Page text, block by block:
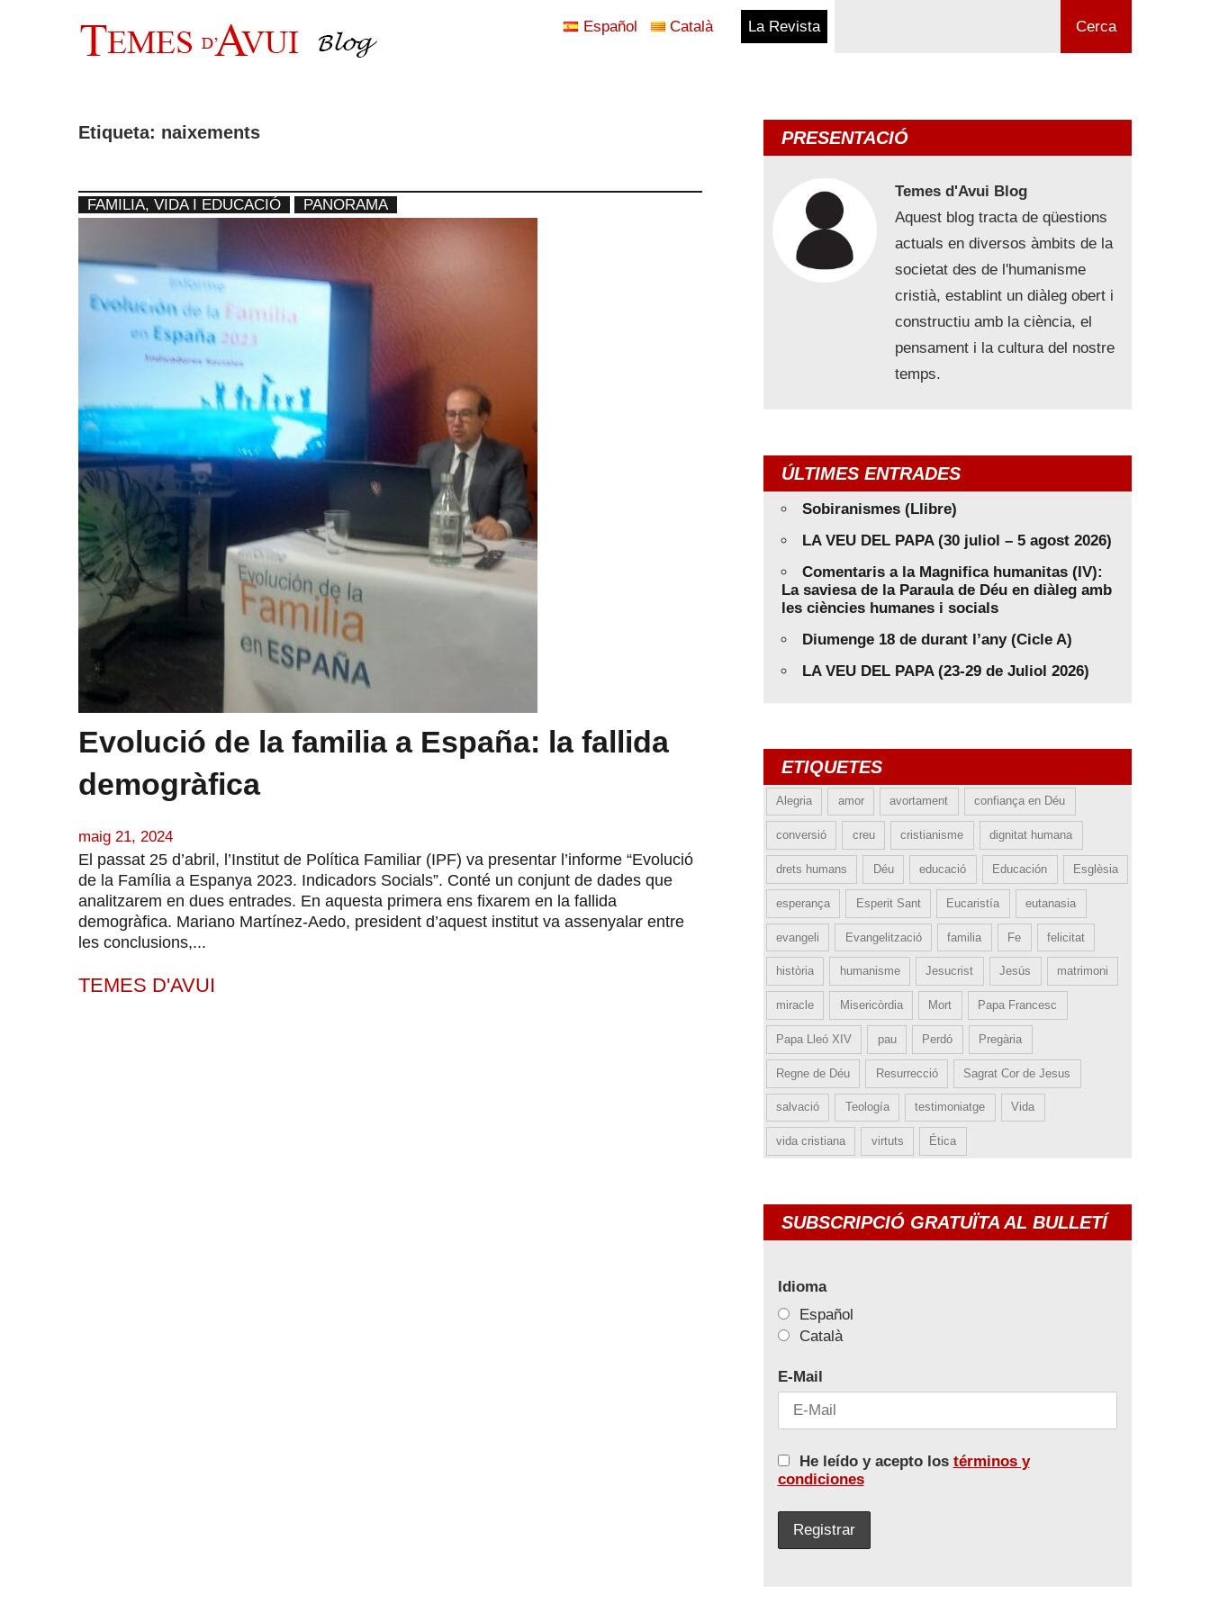
al
Cerca
Español Català La Revista
Etiqueta: naixements
FAMILIA, VIDA I EDUCACIÓ PANORAMA
Evolució de la familia a España: la fallida
demogràfica
maig 21, 2024
El passat 25 d’abril, l’Institut de Política Familiar (IPF) va presentar l’informe “Evolució
de la Família a Espanya 2023. Indicadors Socials”. Conté un conjunt de dades que
analitzarem en dues entrades. En aquesta primera ens fixarem en la fallida
demogràfica. Mariano Martínez-Aedo, president d’aquest institut va assenyalar entre
les conclusions,...
TEMES D'AVUI
PRESENTACIÓ
Temes d'Avui Blog
Aquest blog tracta de qüestions
actuals en diversos àmbits de la
societat des de l'humanisme
cristià, establint un diàleg obert i
constructiu amb la ciència, el
pensament i la cultura del nostre
temps.
ÚLTIMES ENTRADES
Sobiranismes (Llibre)
LA VEU DEL PAPA (30 juliol – 5 agost 2026)
Comentaris a la Magnifica humanitas (IV):
La saviesa de la Paraula de Déu en diàleg amb
les ciències humanes i socials
Diumenge 18 de durant l’any (Cicle A)
LA VEU DEL PAPA (23-29 de Juliol 2026)
ETIQUETES
Alegria amor avortament confiança en Déu
conversió creu cristianisme dignitat humana
drets humans Déu educació Educación Esglèsia
esperança Esperit Sant Eucaristía eutanasia
evangeli Evangelització familia Fe felicitat
història humanisme Jesucrist Jesús matrimoni
miracle Misericòrdia Mort Papa Francesc
Papa Lleó XIV pau Perdó Pregària
Regne de Déu Resurrecció Sagrat Cor de Jesus
salvació Teología testimoniatge Vida
vida cristiana virtuts Ética
SUBSCRIPCIÓ GRATUÏTA AL BULLETÍ
Idioma
Español
Català
E-Mail
He leído y acepto los términos y
condiciones